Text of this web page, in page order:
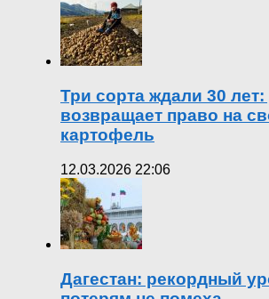
Три сорта ждали 30 лет:
возвращает право на
картофель
12.03.2026 22:06
Дагестан: рекордный